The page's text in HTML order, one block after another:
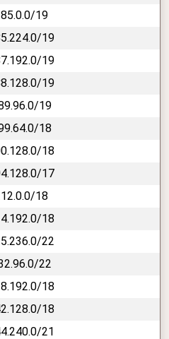
19
19
19
19
19
18
18
17
18
18
22
22
18
18
21